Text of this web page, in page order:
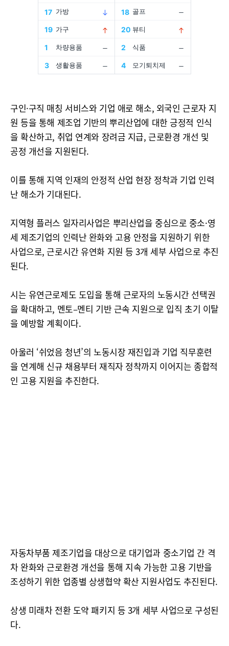
구인·구직 매칭 서비스와 기업 애로 해소, 외국인 근로자 지
원 등을 통해 제조업 기반의 뿌리산업에 대한 긍정적 인식
을 확산하고, 취업 연계와 장려금 지급, 근로환경 개선 및
공정 개선을 지원된다.
이를 통해 지역 인재의 안정적 산업 현장 정착과 기업 인력
난 해소가 기대된다.
지역형 플러스 일자리사업은 뿌리산업을 중심으로 중소·영
세 제조기업의 인력난 완화와 고용 안정을 지원하기 위한
사업으로, 근로시간 유연화 지원 등 3개 세부 사업으로 추진
된다.
시는 유연근로제도 도입을 통해 근로자의 노동시간 선택권
을 확대하고, 멘토–멘티 기반 근속 지원으로 입직 초기 이탈
을 예방할 계획이다.
아울러 ‘쉬었음 청년’의 노동시장 재진입과 기업 직무훈련
을 연계해 신규 채용부터 재직자 정착까지 이어지는 종합적
인 고용 지원을 추진한다.
자동차부품 제조기업을 대상으로 대기업과 중소기업 간 격
차 완화와 근로환경 개선을 통해 지속 가능한 고용 기반을
조성하기 위한 업종별 상생협약 확산 지원사업도 추진된다.
상생 미래차 전환 도약 패키지 등 3개 세부 사업으로 구성된
다.